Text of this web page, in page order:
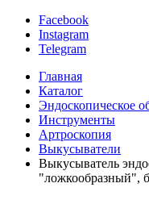
Facebook
Instagram
Telegram
Главная
Каталог
Эндоскопическое
Инструменты
Артроскопия
Выкусыватели
Выкусыватель
"ложкообразный",